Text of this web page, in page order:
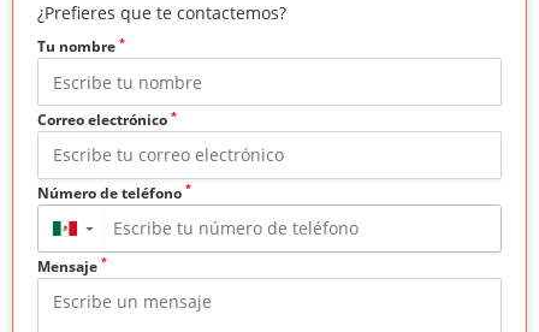
¿Prefieres que te contactemos?
Tu nombre *
Correo electrónico *
Número de teléfono *
▼
Mensaje *